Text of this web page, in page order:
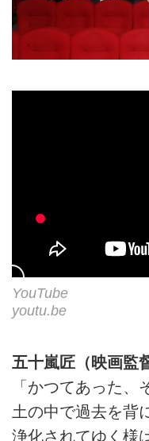
YouTube
youtu.be
五十嵐匠（映画監
「かつてあった
土の中で過去を背
浄化されてゆく様